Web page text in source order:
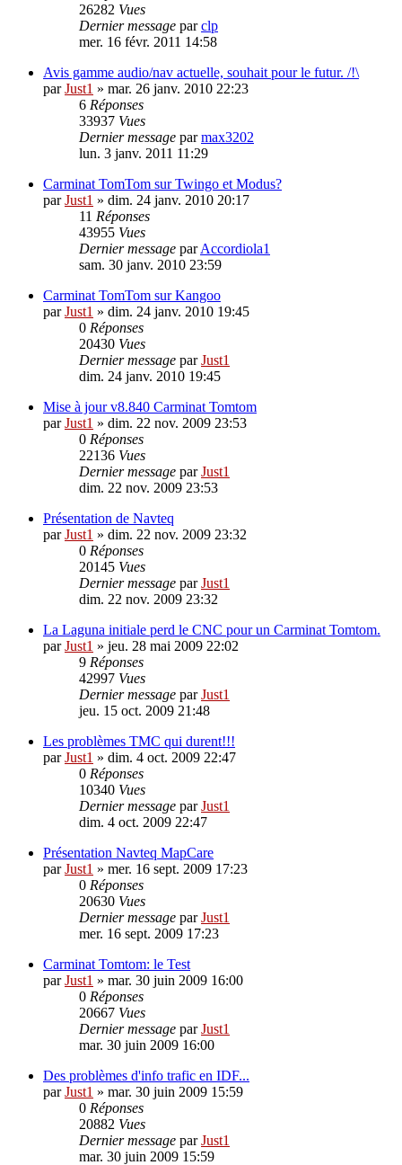
26282 Vues
Dernier message parclp
mer. 16 févr. 2011 14:58
Avis gamme audio/nav actuelle, souhait pour le futur. /!\
parJust1 » mar. 26 janv. 2010 22:23
6 Réponses
33937 Vues
Dernier message parmax3202
lun. 3 janv. 2011 11:29
Carminat TomTom sur Twingo et Modus?
parJust1 » dim. 24 janv. 2010 20:17
11 Réponses
43955 Vues
Dernier message parAccordiola1
sam. 30 janv. 2010 23:59
Carminat TomTom sur Kangoo
parJust1 » dim. 24 janv. 2010 19:45
0 Réponses
20430 Vues
Dernier message parJust1
dim. 24 janv. 2010 19:45
Mise à jour v8.840 Carminat Tomtom
parJust1 » dim. 22 nov. 2009 23:53
0 Réponses
22136 Vues
Dernier message parJust1
dim. 22 nov. 2009 23:53
Présentation de Navteq
parJust1 » dim. 22 nov. 2009 23:32
0 Réponses
20145 Vues
Dernier message parJust1
dim. 22 nov. 2009 23:32
La Laguna initiale perd le CNC pour un Carminat Tomtom.
parJust1 » jeu. 28 mai 2009 22:02
9 Réponses
42997 Vues
Dernier message parJust1
jeu. 15 oct. 2009 21:48
Les problèmes TMC qui durent!!!
parJust1 » dim. 4 oct. 2009 22:47
0 Réponses
10340 Vues
Dernier message parJust1
dim. 4 oct. 2009 22:47
Présentation Navteq MapCare
parJust1 » mer. 16 sept. 2009 17:23
0 Réponses
20630 Vues
Dernier message parJust1
mer. 16 sept. 2009 17:23
Carminat Tomtom: le Test
parJust1 » mar. 30 juin 2009 16:00
0 Réponses
20667 Vues
Dernier message parJust1
mar. 30 juin 2009 16:00
Des problèmes d'info trafic en IDF...
parJust1 » mar. 30 juin 2009 15:59
0 Réponses
20882 Vues
Dernier message parJust1
mar. 30 juin 2009 15:59